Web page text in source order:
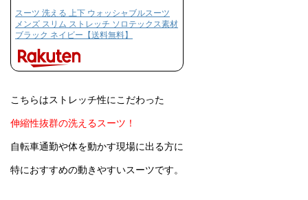
スーツ 洗える 上下 ウォッシャブルスーツ
メンズ スリム ストレッチ ソロテックス素材
ブラック ネイビー【送料無料】
こちらはストレッチ性にこだわった
伸縮性抜群の洗えるスーツ！
自転車通勤や体を動かす現場に出る方に
特におすすめの動きやすいスーツです。